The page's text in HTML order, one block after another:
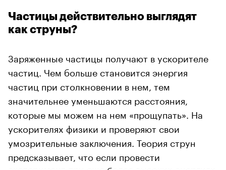
Частицы действительно выглядят
как струны?
Заряженные частицы получают в ускорителе
частиц. Чем больше становится энергия
частиц при столкновении в нем, тем
значительнее уменьшаются расстояния,
которые мы можем на нем «прощупать». На
ускорителях физики и проверяют свои
умозрительные заключения. Теория струн
предсказывает, что если провести